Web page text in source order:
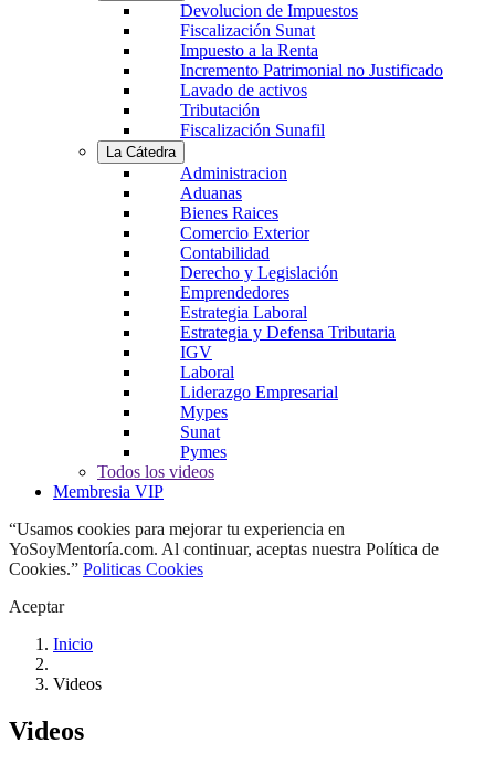
Devolucion de Impuestos
Fiscalización Sunat
Impuesto a la Renta
Incremento Patrimonial no Justificado
Lavado de activos
Tributación
Fiscalización Sunafil
La Cátedra
Administracion
Aduanas
Bienes Raices
Comercio Exterior
Contabilidad
Derecho y Legislación
Emprendedores
Estrategia Laboral
Estrategia y Defensa Tributaria
IGV
Laboral
Liderazgo Empresarial
Mypes
Sunat
Pymes
Todos los videos
Membresia VIP
“Usamos cookies para mejorar tu experiencia en
YoSoyMentoría.com. Al continuar, aceptas nuestra Política de
Cookies.” Politicas Cookies
Aceptar
Inicio
Videos
Videos